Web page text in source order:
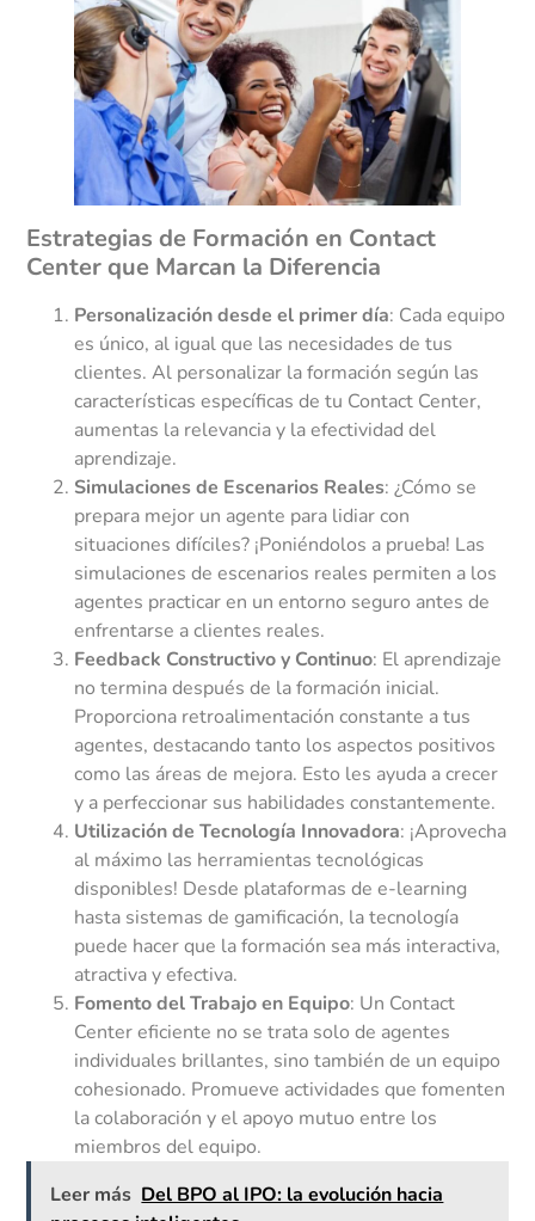
Estrategias de Formación en Contact
Center que Marcan la Diferencia
Personalización desde el primer día: Cada equipo
es único, al igual que las necesidades de tus
clientes. Al personalizar la formación según las
características específicas de tu Contact Center,
aumentas la relevancia y la efectividad del
aprendizaje.
Simulaciones de Escenarios Reales: ¿Cómo se
prepara mejor un agente para lidiar con
situaciones difíciles? ¡Poniéndolos a prueba! Las
simulaciones de escenarios reales permiten a los
agentes practicar en un entorno seguro antes de
enfrentarse a clientes reales.
Feedback Constructivo y Continuo: El aprendizaje
no termina después de la formación inicial.
Proporciona retroalimentación constante a tus
agentes, destacando tanto los aspectos positivos
como las áreas de mejora. Esto les ayuda a crecer
y a perfeccionar sus habilidades constantemente.
Utilización de Tecnología Innovadora: ¡Aprovecha
al máximo las herramientas tecnológicas
disponibles! Desde plataformas de e-learning
hasta sistemas de gamificación, la tecnología
puede hacer que la formación sea más interactiva,
atractiva y efectiva.
Fomento del Trabajo en Equipo: Un Contact
Center eficiente no se trata solo de agentes
individuales brillantes, sino también de un equipo
cohesionado. Promueve actividades que fomenten
la colaboración y el apoyo mutuo entre los
miembros del equipo.
Leer más Del BPO al IPO: la evolución hacia